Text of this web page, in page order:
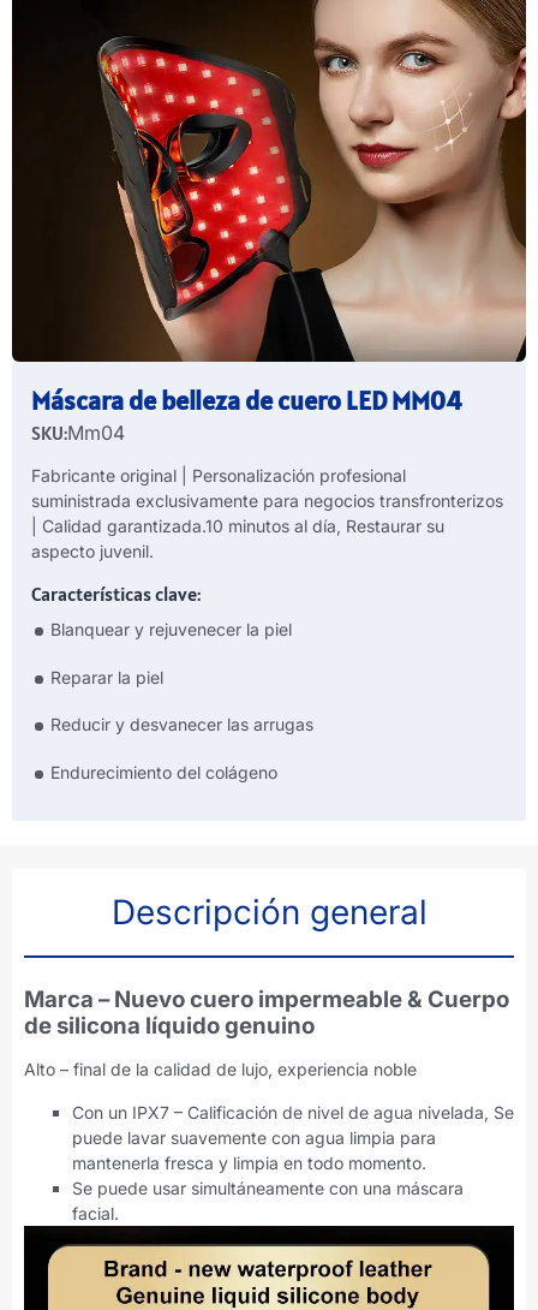
Máscara de belleza de cuero LED MM04
SKU:Mm04
Fabricante original | Personalización profesional
suministrada exclusivamente para negocios transfronterizos
| Calidad garantizada.10 minutos al día, Restaurar su
aspecto juvenil.
Características clave:
Blanquear y rejuvenecer la piel
Reparar la piel
Reducir y desvanecer las arrugas
Endurecimiento del colágeno
Descripción general
Marca – Nuevo cuero impermeable & Cuerpo
de silicona líquido genuino
Alto – final de la calidad de lujo, experiencia noble
Con un IPX7 – Calificación de nivel de agua nivelada, Se
puede lavar suavemente con agua limpia para
mantenerla fresca y limpia en todo momento.
Se puede usar simultáneamente con una máscara
facial.